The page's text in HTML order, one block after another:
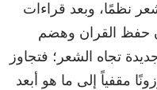
نظمًا، وبعد قراءات
حفظ القران وهضم
تجاه الشعر؛ فتجاوز
مقفياً إلى ما هو أبعد